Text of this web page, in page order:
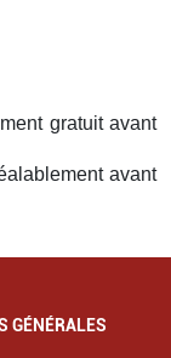
gratuit avant
avant
GÉNÉRALES